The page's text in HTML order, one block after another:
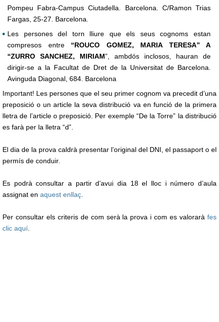
Pompeu Fabra-Campus Ciutadella. Barcelona. C/Ramon Trias
Fargas, 25-27. Barcelona.
Les persones del torn lliure que els seus cognoms estan
compresos entre “ROUCO GOMEZ, MARIA TERESA” A
“ZURRO SANCHEZ, MIRIAM”, ambdós inclosos, hauran de
dirigir-se a la Facultat de Dret de la Universitat de Barcelona.
Avinguda Diagonal, 684. Barcelona
Important! Les persones que el seu primer cognom va precedit d’una
preposició o un article la seva distribució va en funció de la primera
lletra de l’article o preposició. Per exemple “De la Torre” la distribució
es farà per la lletra “d”.
El dia de la prova caldrà presentar l’original del DNI, el passaport o el
permís de conduir.
Es podrà consultar a partir d’avui dia 18 el lloc i número d’aula
assignat en aquest enllaç.
Per consultar els criteris de com serà la prova i com es valorarà fes
clic aquí.